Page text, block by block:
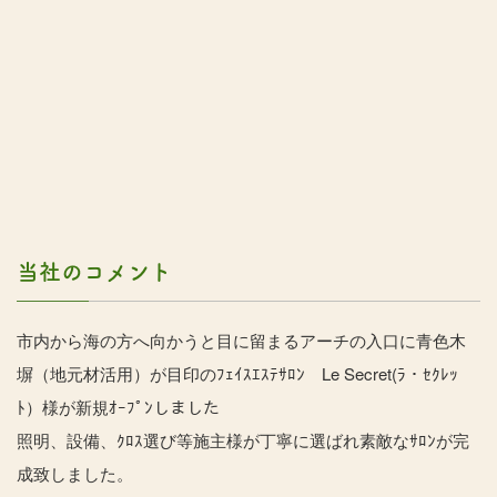
当社のコメント
市内から海の方へ向かうと目に留まるアーチの入口に青色木
塀（地元材活用）が目印のﾌｪｲｽｴｽﾃｻﾛﾝ Le Secret(ﾗ・ｾｸﾚｯ
ﾄ）様が新規ｵｰﾌﾟﾝしました
照明、設備、ｸﾛｽ選び等施主様が丁寧に選ばれ素敵なｻﾛﾝが完
成致しました。